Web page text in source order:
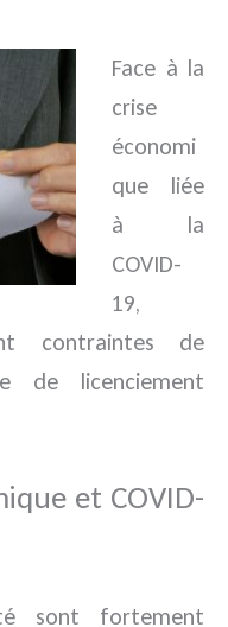
Face à la
crise
économi
que liée
à la
COVID-
19,
contraintes de
de licenciement
et COVID-
sont fortement